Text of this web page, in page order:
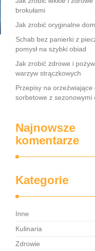
brokułami
Jak zrobić oryginalne
Schab bez panierki z
pomysł na szybki obiad
Jak zrobić zdrowe i
warzyw strączkowych
Przepisy na
sorbetowe z sezonowymi
Najnowsze
komentarze
Kategorie
Inne
Kulinaria
Zdrowie